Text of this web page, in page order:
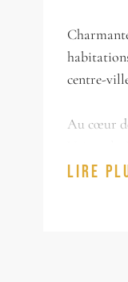
centre-
Au cœur
Immobilier
LIRE